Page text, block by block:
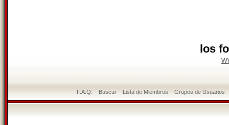
los
F.A.Q. Buscar Lista de Miembros Grupos de Usuarios